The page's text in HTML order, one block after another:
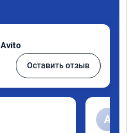
Avito
Оставить отзыв
A